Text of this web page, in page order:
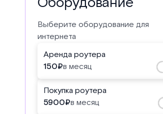
Выберите оборудование для
интернета
Аренда роутера
150₽в месяц
Покупка роутера
5900₽в месяц